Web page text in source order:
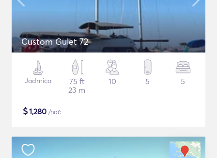
Custom Gulet 72
Jadrnica
75 ft
23 m
10 5 5
$1,280 /noč